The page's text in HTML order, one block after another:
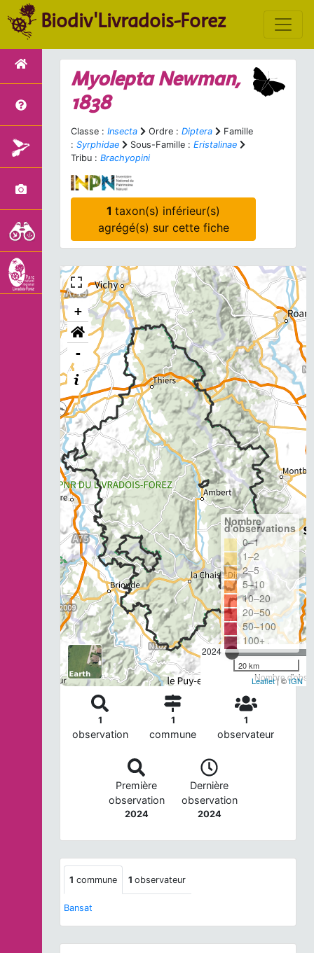
Biodiv'Livradois-Forez
MyoleptaNewman,
1838
Classe : Insecta Ordre : Diptera
Famille
: Syrphidae Sous-Famille : Eristalinae
Tribu : Brachyopini
1taxon(s) inférieur(s)
agrégé(s) sur cette fiche
+
-
2024
Nombre
Nombre
d'observations
0–1
1–2
2–5
5–10
10–20
20–50
50–100
100+
20 km
Leaflet| ©IGN
1
observation
1
commune
1
observateur
Première
observation
2024
Dernière
observation
2024
1 commune 1 observateur
Bansat